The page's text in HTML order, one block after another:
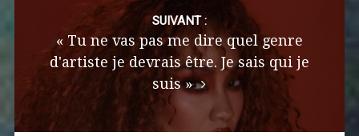
SUIVANT :
« Tu ne vas pas me dire quel genre
d'artiste je devrais être. Je sais qui je
suis »